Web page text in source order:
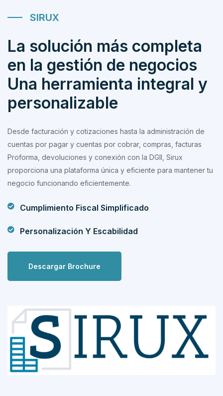
SIRUX
La solución más completa
en la gestión de negocios
Una herramienta integral y
personalizable
Desde facturación y cotizaciones hasta la administración de
cuentas por pagar y cuentas por cobrar, compras, facturas
Proforma, devoluciones y conexión con la DGII, Sirux
proporciona una plataforma única y eficiente para mantener tu
negocio funcionando eficientemente.
Cumplimiento Fiscal Simplificado
Personalización Y Escabilidad
Descargar Brochure